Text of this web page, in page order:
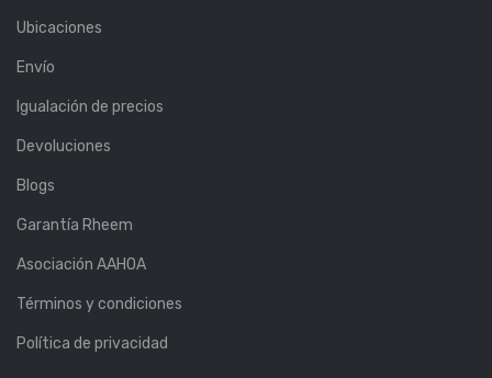
Ubicaciones
Envío
Igualación de precios
Devoluciones
Blogs
Garantía Rheem
Asociación AAHOA
Términos y condiciones
Política de privacidad